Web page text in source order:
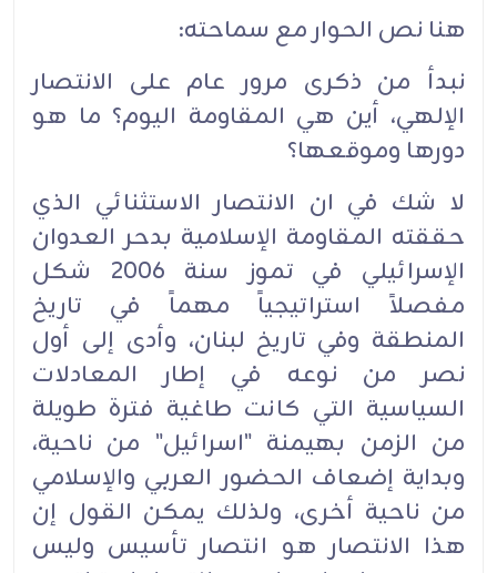
هنا نص الحوار مع سماحته:
نبدأ من ذكرى مرور عام على الانتصار
الإلهي، أين هي المقاومة اليوم؟ ما هو
دورها وموقعها؟
لا شك في ان الانتصار الاستثنائي الذي
حققته المقاومة الإسلامية بدحر العدوان
الإسرائيلي في تموز سنة 2006 شكل
مفصلاً استراتيجياً مهماً في تاريخ
المنطقة وفي تاريخ لبنان، وأدى إلى أول
نصر من نوعه في إطار المعادلات
السياسية التي كانت طاغية فترة طويلة
من الزمن بهيمنة "اسرائيل" من ناحية،
وبداية إضعاف الحضور العربي والإسلامي
من ناحية أخرى، ولذلك يمكن القول إن
هذا الانتصار هو انتصار تأسيس وليس